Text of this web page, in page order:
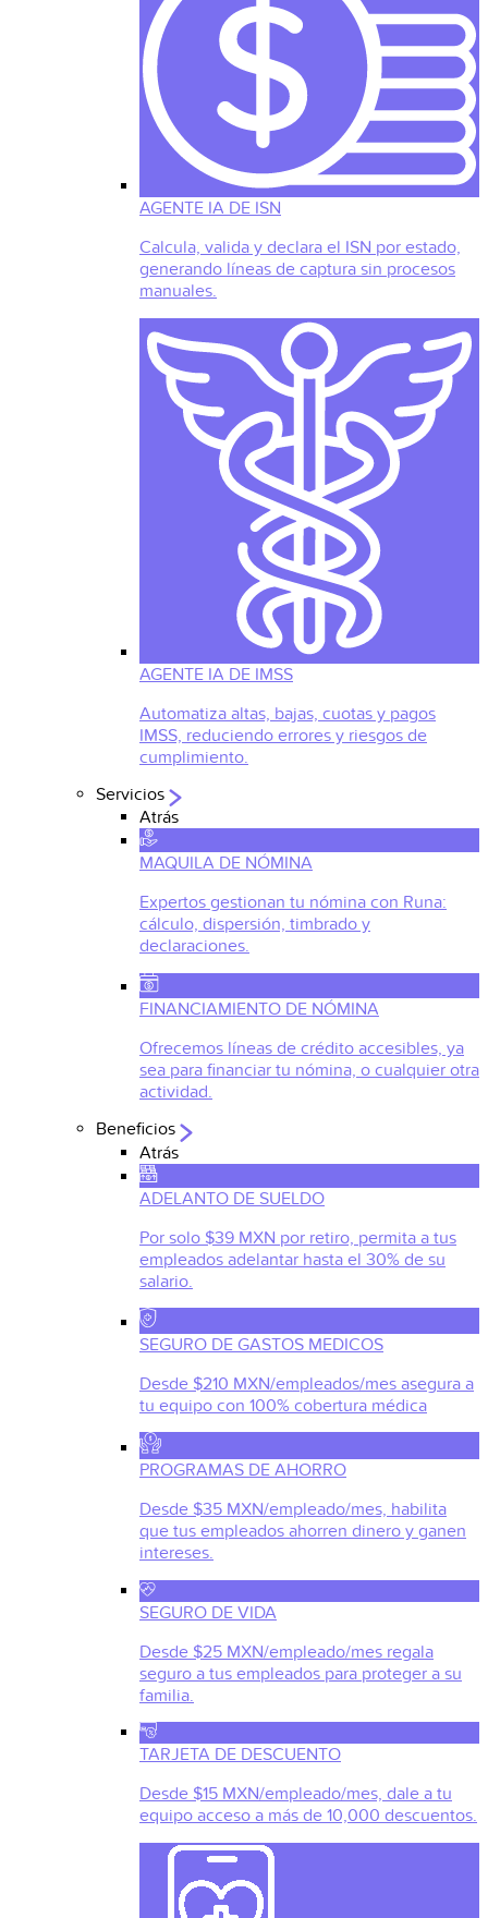
AGENTE IA DE ISN
Calcula, valida y declara el ISN por estado,
generando líneas de captura sin procesos
manuales.
AGENTE IA DE IMSS
Automatiza altas, bajas, cuotas y pagos
IMSS, reduciendo errores y riesgos de
cumplimiento.
Servicios
Atrás
MAQUILA DE NÓMINA
Expertos gestionan tu nómina con Runa:
cálculo, dispersión, timbrado y
declaraciones.
FINANCIAMIENTO DE NÓMINA
Ofrecemos líneas de crédito accesibles, ya
sea para financiar tu nómina, o cualquier otra
actividad.
Beneficios
Atrás
ADELANTO DE SUELDO
Por solo $39 MXN por retiro, permita a tus
empleados adelantar hasta el 30% de su
salario.
SEGURO DE GASTOS MEDICOS
Desde $210 MXN/empleados/mes asegura a
tu equipo con 100% cobertura médica
PROGRAMAS DE AHORRO
Desde $35 MXN/empleado/mes, habilita
que tus empleados ahorren dinero y ganen
intereses.
SEGURO DE VIDA
Desde $25 MXN/empleado/mes regala
seguro a tus empleados para proteger a su
familia.
TARJETA DE DESCUENTO
Desde $15 MXN/empleado/mes, dale a tu
equipo acceso a más de 10,000 descuentos.